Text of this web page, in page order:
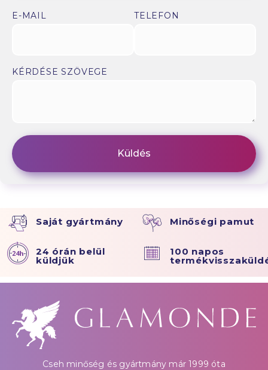
E-MAIL TELEFON
KÉRDÉSE SZÖVEGE
Saját gyártmány Minőségi pamut
24 órán belül
küldjük
100 napos
Cseh minőség és gyártmány már 1999 óta